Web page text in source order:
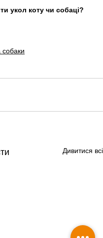
укол коту чи собаці?
Дивитися всі